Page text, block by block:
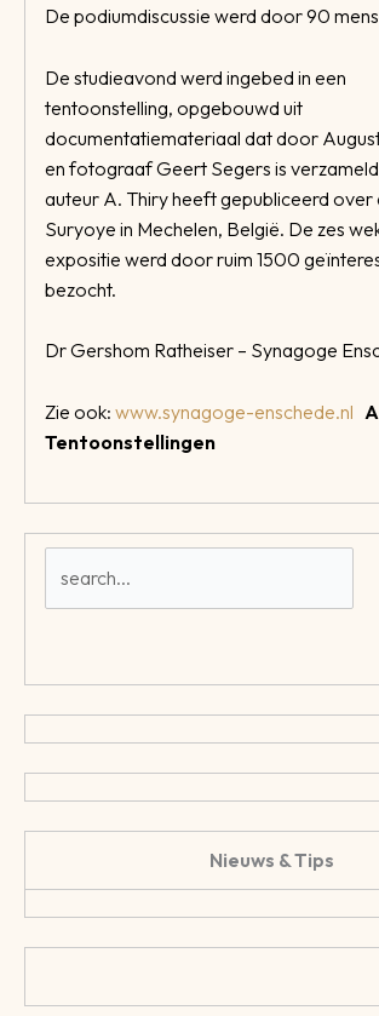
De podiumdiscussie werd door 90
De studieavond werd ingebed in een
tentoonstelling, opgebouwd uit
documentatiemateriaal dat door
en fotograaf Geert Segers is
auteur A. Thiry heeft gepubliceerd over
Suryoye in Mechelen, België. De zes
expositie werd door ruim 1500
bezocht.
Dr Gershom Ratheiser – Synagoge
Zie ook: www.synagoge-enschede.nl
Tentoonstellingen
Nieuws & Tips